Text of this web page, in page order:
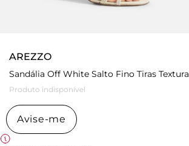
AREZZO
Sandália Off White Salto Fino Tiras Textura
Produto indisponível
Avise-me